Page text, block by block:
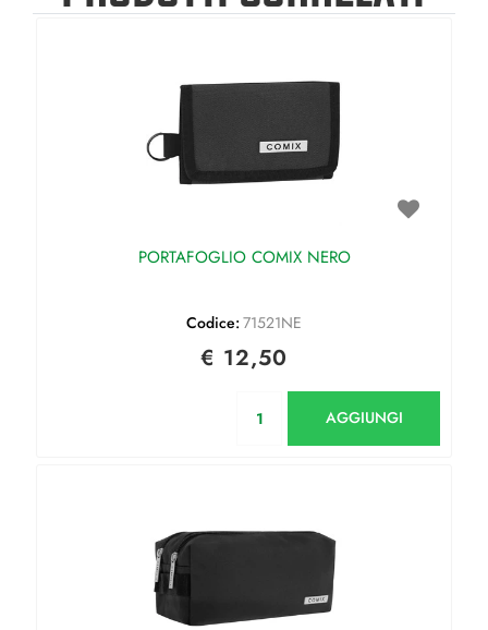
PORTAFOGLIO COMIX NERO
Codice: 71521NE
€ 12,50
AGGIUNGI